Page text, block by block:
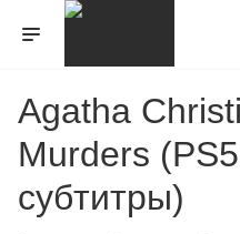
Agatha
Murders
субтитры)